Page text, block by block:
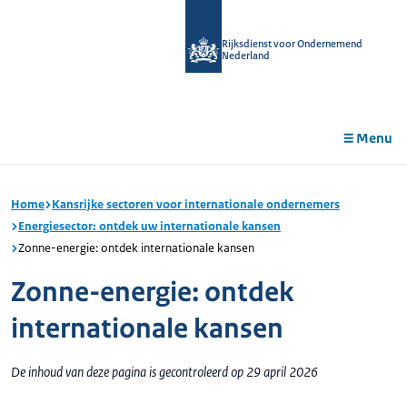
Rijksdienst voor Ondernemend
Nederland
Menu
Home Kansrijke sectoren voor internationale ondernemers
Energiesector: ontdek uw internationale kansen
Zonne-energie: ontdek internationale kansen
Zonne-energie: ontdek
internationale kansen
De inhoud van deze pagina is gecontroleerd op 29 april 2026